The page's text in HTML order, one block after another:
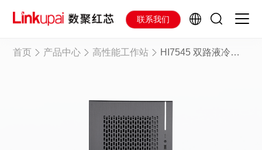
联系我们
首页 产品中心 高性能工作站 HI7545 双路液冷工作站